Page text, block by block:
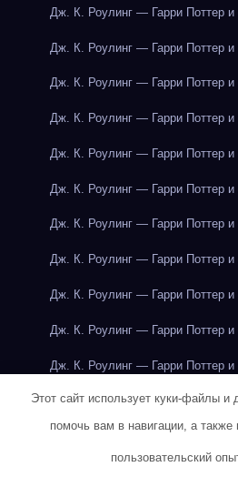
Дж. К. Роулинг — Гарри Поттер
Дж. К. Роулинг — Гарри Поттер
Дж. К. Роулинг — Гарри Поттер
Дж. К. Роулинг — Гарри Поттер
Дж. К. Роулинг — Гарри Поттер
Дж. К. Роулинг — Гарри Поттер
Дж. К. Роулинг — Гарри Поттер
Дж. К. Роулинг — Гарри Поттер
Дж. К. Роулинг — Гарри Поттер
Дж. К. Роулинг — Гарри Поттер
Дж. К. Роулинг — Гарри Поттер
Дж. К. Роулинг — Гарри Поттер
Дж. К. Роулинг — Гарри Поттер и
Дж. К. Роулинг — Гарри Поттер и
Этот сайт использует куки-файлы и
помочь вам в навигации, а
пользовательский